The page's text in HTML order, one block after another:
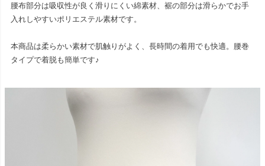
腰布部分は吸収性が良く滑りにくい綿素材、裾の部分は滑らかでお手
入れしやすいポリエステル素材です。
本商品は柔らかい素材で肌触りがよく、長時間の着用でも快適。腰巻
タイプで着脱も簡単です♪